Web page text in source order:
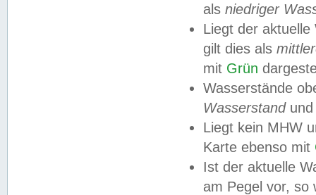
als niedriger
Liegt der
gilt dies als
mit Grün
Wasserstände
Wasserstandund
Liegt kein MHW
Karte ebenso mit
Ist der aktuelle
am Pegel vor,